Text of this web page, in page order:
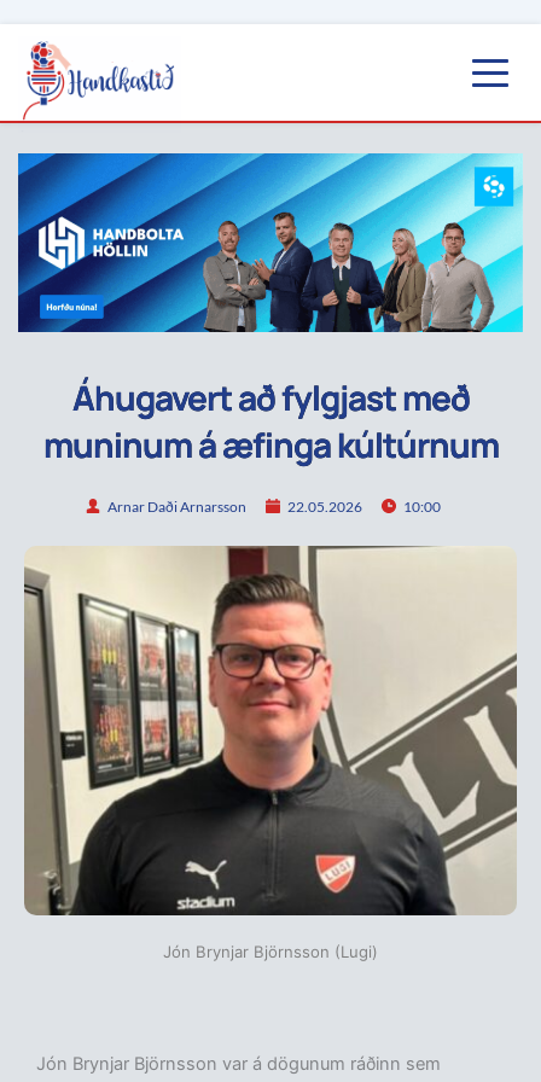
Áhugavert að fylgjast með
muninum á æfinga kúltúrnum
Arnar Daði Arnarsson 22.05.2026 10:00
Jón Brynjar Björnsson (Lugi)
Jón Brynjar Björnsson var á dögunum ráðinn sem